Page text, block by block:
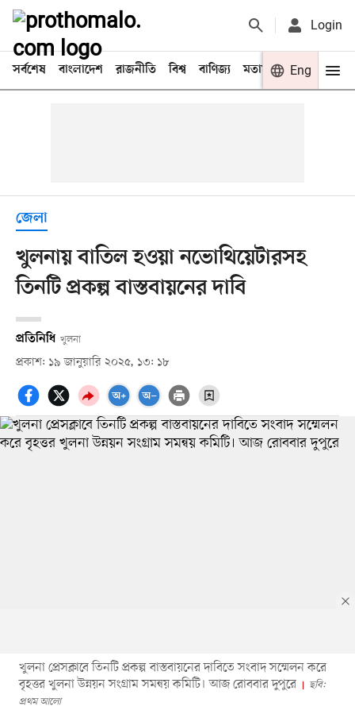
Login
সর্বশেষ বাংলাদেশ রাজনীতি বিশ্ব বাণিজ্য মতামত খেলা
Eng
জেলা
খুলনায় বাতিল হওয়া নভোথিয়েটারসহ
তিনটি প্রকল্প বাস্তবায়নের দাবি
প্রতিনিধি খুলনা
প্রকাশ: ১৯ জানুয়ারি ২০২৫, ১৩: ১৮
খুলনা প্রেসক্লাবে তিনটি প্রকল্প বাস্তবায়নের দাবিতে সংবাদ সম্মেলন করে
বৃহত্তর খুলনা উন্নয়ন সংগ্রাম সমন্বয় কমিটি। আজ রোববার দুপুরে
ছবি:
প্রথম আলো